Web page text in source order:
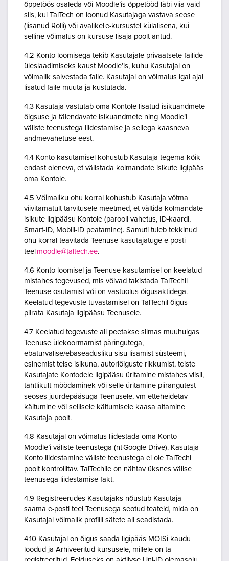
õppetöös osaleda või Moodle’is õppetööd läbi viia vaid
siis, kui TalTech on loonud Kasutajaga vastava seose
(lisanud Rolli) või avalikel e-kursustel külalisena, kui
selline võimalus on kursuse lisaja poolt antud.
4.2 Konto loomisega tekib Kasutajale privaatsete failide
üleslaadimiseks kaust Moodle’is, kuhu Kasutajal on
võimalik salvestada faile. Kasutajal on võimalus igal ajal
lisatud faile muuta ja kustutada.
4.3 Kasutaja vastutab oma Kontole lisatud isikuandmete
õigsuse ja täiendavate isikuandmete ning Moodle’i
väliste teenustega liidestamise ja sellega kaasneva
andmevahetuse eest.
4.4 Konto kasutamisel kohustub Kasutaja tegema kõik
endast oleneva, et välistada kolmandate isikute ligipääs
oma Kontole.
4.5 Võimaliku ohu korral kohustub Kasutaja võtma
viivitamatult tarvitusele meetmed, et vältida kolmandate
isikute ligipääsu Kontole (parooli vahetus, ID-kaardi,
Smart-ID, Mobiil-ID peatamine). Samuti tuleb tekkinud
ohu korral teavitada Teenuse kasutajatuge e-posti
teel moodle@taltech.ee.
4.6 Konto loomisel ja Teenuse kasutamisel on keelatud
mistahes tegevused, mis võivad takistada TalTechil
Teenuse osutamist või on vastuolus õigusaktidega.
Keelatud tegevuste tuvastamisel on TalTechil õigus
piirata Kasutaja ligipääsu Teenusele.
4.7 Keelatud tegevuste all peetakse silmas muuhulgas
Teenuse ülekoormamist päringutega,
ebaturvalise/ebaseadusliku sisu lisamist süsteemi,
esinemist teise isikuna, autoriõiguste rikkumist, teiste
Kasutajate Kontodele ligipääsu üritamine mistahes viisil,
tahtlikult möödaminek või selle üritamine piirangutest
seoses juurdepääsuga Teenusele, vm etteheidetav
käitumine või sellisele käitumisele kaasa aitamine
Kasutaja poolt.
4.8 Kasutajal on võimalus liidestada oma Konto
Moodle’i väliste teenustega (nt Google Drive). Kasutaja
Konto liidestamine väliste teenustega ei ole TalTechi
poolt kontrollitav. TalTechile on nähtav üksnes välise
teenusega liidestamise fakt.
4.9 Registreerudes Kasutajaks nõustub Kasutaja
saama e-posti teel Teenusega seotud teateid, mida on
Kasutajal võimalik profiili sätete all seadistada.
4.10 Kasutajal on õigus saada ligipääs MOISi kaudu
loodud ja Arhiveeritud kursusele, millele on ta